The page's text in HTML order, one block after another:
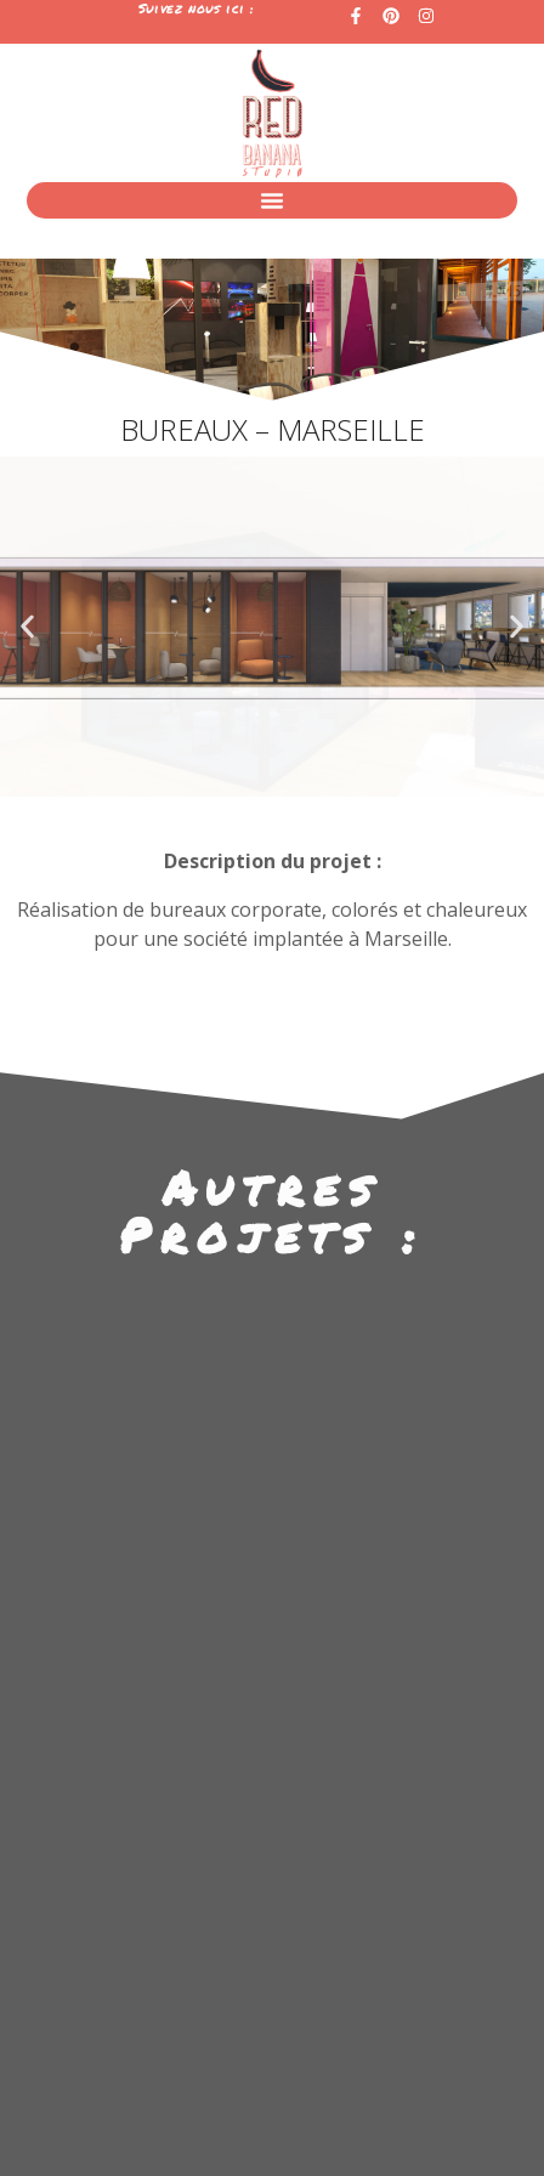
Suivez nous ici :
BUREAUX – MARSEILLE
Description du projet :
Réalisation de bureaux corporate, colorés et chaleureux
pour une société implantée à Marseille.
Autres
Projets :